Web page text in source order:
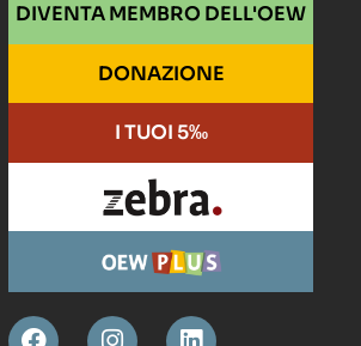
DIVENTA MEMBRO DELL'OEW
DONAZIONE
I TUOI 5‰